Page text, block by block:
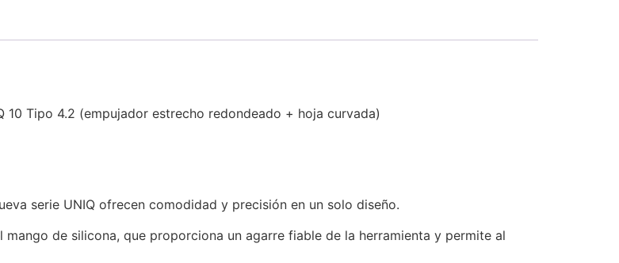
10 Tipo 4.2 (empujador estrecho redondeado + hoja curvada)
serie UNIQ ofrecen comodidad y precisión en un solo diseño.
de silicona, que proporciona un agarre fiable de la herramienta y permite al